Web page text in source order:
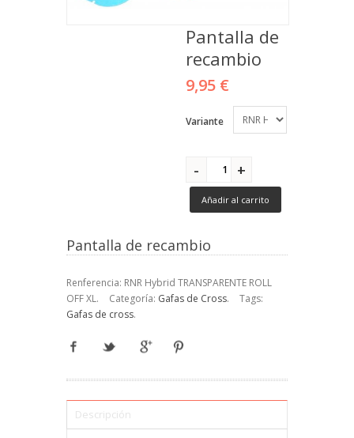
Pantalla de
recambio
9,95 €
Variante
Añadir al carrito
Pantalla de recambio
Renferencia: RNR Hybrid TRANSPARENTE ROLL
OFF XL. Categoría: Gafas de Cross.
Tags:
Gafas de cross.
Descripción